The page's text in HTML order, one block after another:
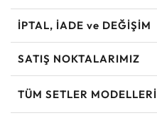
İPTAL, İADE ve DEĞİŞİM
SATIŞ NOKTALARIMIZ
TÜM SETLER MODELLERI